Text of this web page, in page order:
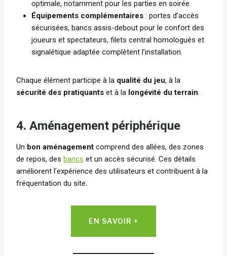
optimale, notamment pour les parties en soirée.
Équipements complémentaires : portes d’accès
sécurisées, bancs assis-debout pour le confort des
joueurs et spectateurs, filets central homologués et
signalétique adaptée complètent l’installation.
Chaque élément participe à la qualité du jeu, à la
sécurité des pratiquants et à la longévité du terrain.
4. Aménagement périphérique
Un bon aménagement comprend des allées, des zones
de repos, des bancs et un accès sécurisé. Ces détails
améliorent l’expérience des utilisateurs et contribuent à la
fréquentation du site.
EN SAVOIR +